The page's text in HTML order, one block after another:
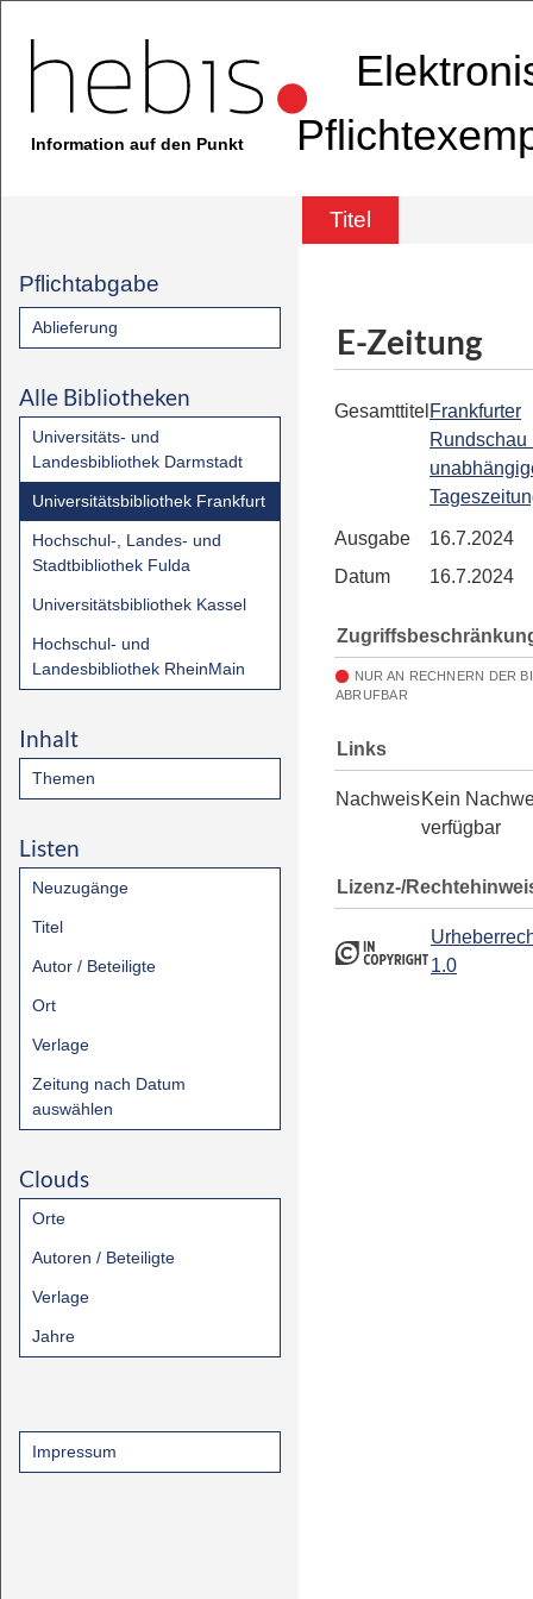
Information auf den Punkt
Titel
Pflichtabgabe
Ablieferung
Alle Bibliotheken
Universitäts- und
Landesbibliothek Darmstadt
Universitätsbibliothek Frankfurt
Hochschul-, Landes- und
Stadtbibliothek Fulda
Universitätsbibliothek Kassel
Hochschul- und
Landesbibliothek RheinMain
Inhalt
Themen
Listen
Neuzugänge
Titel
Autor / Beteiligte
Ort
Verlage
Zeitung nach Datum
auswählen
Clouds
Orte
Autoren / Beteiligte
Verlage
Jahre
Impressum
E-Zeitung
Gesamttitel Frankfurter
Rundschau
Ausgabe
16.7.2024
Datum
16.7.2024
NUR AN RECHNERN DER
ABRUFBAR
Links
NachweisKein
verfügbar
Lizenz-/
1.0